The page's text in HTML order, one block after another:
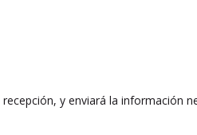
y enviará la información